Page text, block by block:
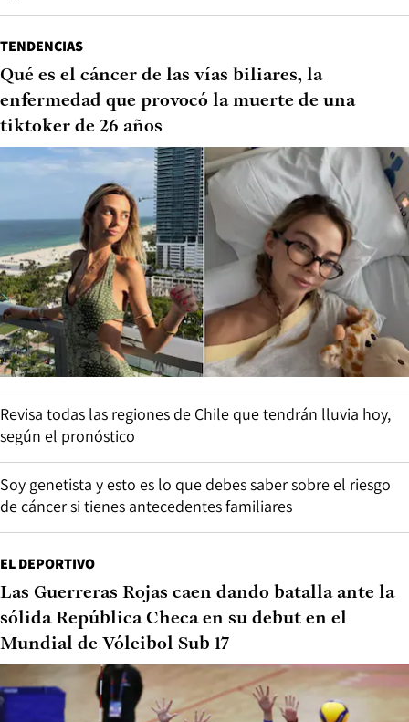
TENDENCIAS
Qué es el cáncer de las vías biliares, la
enfermedad que provocó la muerte de una
tiktoker de 26 años
Revisa todas las regiones de Chile que tendrán lluvia hoy,
según el pronóstico
Soy genetista y esto es lo que debes saber sobre el riesgo
de cáncer si tienes antecedentes familiares
EL DEPORTIVO
Las Guerreras Rojas caen dando batalla ante la
sólida República Checa en su debut en el
Mundial de Vóleibol Sub 17